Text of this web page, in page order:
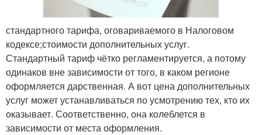
стандартного тарифа, оговариваемого в Налоговом
кодексе;стоимости дополнительных услуг.
Стандартный тариф чётко регламентируется, а потому
одинаков вне зависимости от того, в каком регионе
оформляется дарственная. А вот цена дополнительных
услуг может устанавливаться по усмотрению тех, кто их
оказывает. Соответственно, она колеблется в
зависимости от места оформления.